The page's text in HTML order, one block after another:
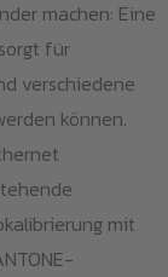
machen: Eine
für
verschiedene
können.
mit